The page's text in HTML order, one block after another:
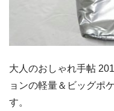
大人のおしゃれ手帖
ョンの軽量＆ビッグポ
す。